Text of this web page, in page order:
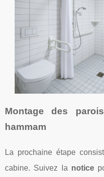
Montage des
hammam
La prochaine étape
cabine. Suivez la notice